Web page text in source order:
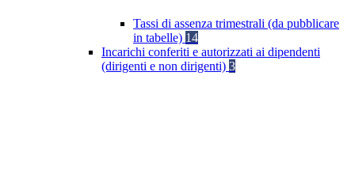
Tassi di assenza trimestrali (da pubblicare
in tabelle) 14
Incarichi conferiti e autorizzati ai dipendenti
(dirigenti e non dirigenti) 3